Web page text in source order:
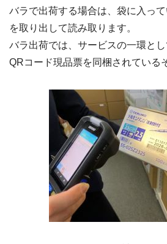
バラで出荷する場合は、袋に入っ
を取り出して読み取ります。
バラ出荷では、サービスの一環と
QRコード現品票を同梱されている